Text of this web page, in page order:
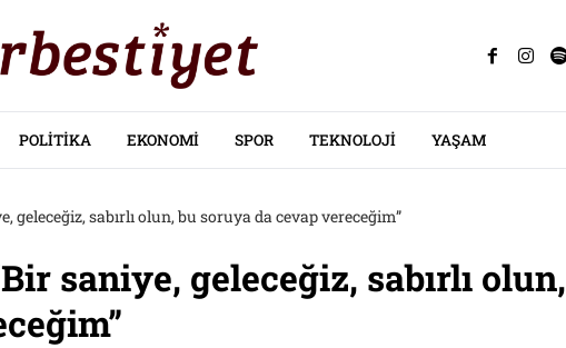
POLITIKA EKONOMI SPOR TEKNOLOJI YAŞAM
geleceğiz, sabırlı olun, bu soruya da cevap vereceğim”
saniye, geleceğiz, sabırlı olun,